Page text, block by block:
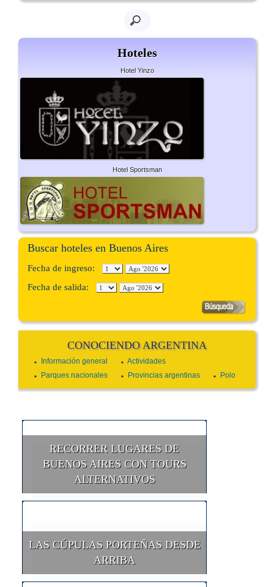
Hoteles
Hotel Yinzo
Hotel Sportsman
Buscar hoteles en Buenos Aires
Fecha de ingreso:
Fecha de salida:
CONOCIENDO ARGENTINA
Información general
Actividades
Parques nacionales
Provincias argentinas Polo
RECORRER LUGARES DE
BUENOS AIRES CON TOURS
ALTERNATIVOS
LAS CÚPULAS PORTEÑAS DESDE
ARRIBA